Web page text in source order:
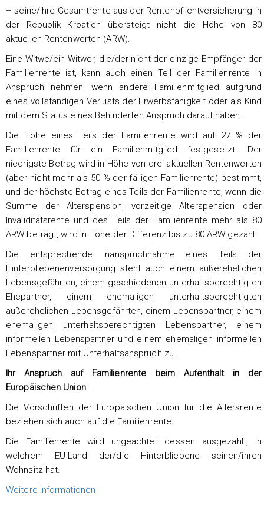
– seine/ihre Gesamtrente aus der Rentenpflichtversicherung in
der Republik Kroatien übersteigt nicht die Höhe von 80
aktuellen Rentenwerten (ARW).
Eine Witwe/ein Witwer, die/der nicht der einzige Empfänger der
Familienrente ist, kann auch einen Teil der Familienrente in
Anspruch nehmen, wenn andere Familienmitglied aufgrund
eines vollständigen Verlusts der Erwerbsfähigkeit oder als Kind
mit dem Status eines Behinderten Anspruch darauf haben.
Die Höhe eines Teils der Familienrente wird auf 27 % der
Familienrente für ein Familienmitglied festgesetzt. Der
niedrigste Betrag wird in Höhe von drei aktuellen Rentenwerten
(aber nicht mehr als 50 % der fälligen Familienrente) bestimmt,
und der höchste Betrag eines Teils der Familienrente, wenn die
Summe der Alterspension, vorzeitige Alterspension oder
Invaliditätsrente und des Teils der Familienrente mehr als 80
ARW beträgt, wird in Höhe der Differenz bis zu 80 ARW gezahlt.
Die entsprechende Inanspruchnahme eines Teils der
Hinterbliebenenversorgung steht auch einem außerehelichen
Lebensgefährten, einem geschiedenen unterhaltsberechtigten
Ehepartner, einem ehemaligen unterhaltsberechtigten
außerehelichen Lebensgefährten, einem Lebenspartner, einem
ehemaligen unterhaltsberechtigten Lebenspartner, einem
informellen Lebenspartner und einem ehemaligen informellen
Lebenspartner mit Unterhaltsanspruch zu.
Ihr Anspruch auf Familienrente beim Aufenthalt in der
Europäischen Union
Die Vorschriften der Europäischen Union für die Altersrente
beziehen sich auch auf die Familienrente.
Die Familienrente wird ungeachtet dessen ausgezahlt, in
welchem EU-Land der/die Hinterbliebene seinen/ihren
Wohnsitz hat.
Weitere Informationen